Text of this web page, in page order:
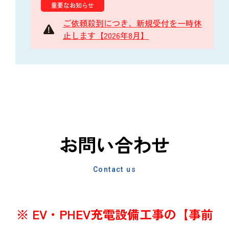
重要なお知らせ
ご依頼殺到につき、新規受付を一時休
止します【2026年8月】
お問い合わせ
Contact us
※ EV・PHEV充電設備工事の【事前